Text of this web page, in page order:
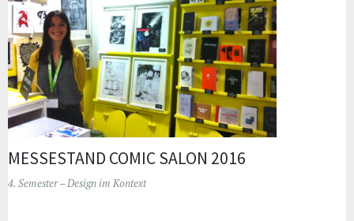
MESSESTAND COMIC SALON 2016
4. Semester – Design im Kontext